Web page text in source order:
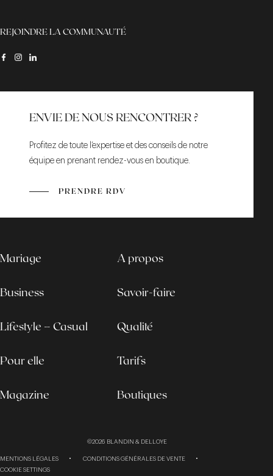
REJOINDRE LA COMMUNAUTÉ
ENVIE DE NOUS RENCONTRER ?
Profitez de toute l’expertise et des conseils de notre
équipe en prenant rendez-vous en boutique.
PRENDRE RDV
Mariage
Business
Lifestyle – Casual
Pour elle
Magazine
A propos
Savoir-faire
Qualité
Tarifs
Boutiques
©2026 BLANDIN & DELLOYE
MENTIONS LÉGALES
CONDITIONS GÉNÉRALES DE VENTE
COOKIE SETTINGS